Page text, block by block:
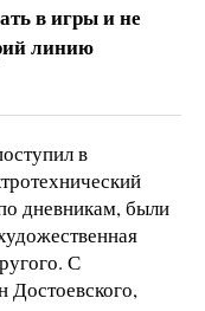
в игры и не
линию
в
дневникам, были
С
Достоевского,